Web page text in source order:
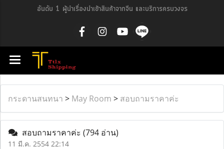
อันดับ 1 ผู้นำเรื่องนำเข้าสินค้าจากจีน และบริการครบวงจร
กระดานสนทนา > May Room > สอบถามราคาค่ะ
สอบถามราคาค่ะ (794 อ่าน)
11 มี.ค. 2554 22:14